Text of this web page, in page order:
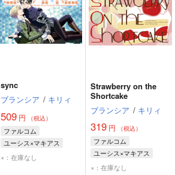
sync
ブランシア / キリィ
509 円 （税込）
ファルコム
ユーシス×マキアス
×：在庫なし
Strawberry on the
Shortcake
ブランシア / キリィ
319円 （税込）
ファルコム
ユーシス×マキアス
×：在庫なし